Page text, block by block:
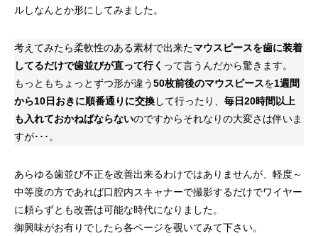
ルしなんとか形にしてみました。
考えてみたら柔軟性のある素材で出来たマウスピースを歯に装着
してるだけで歯並びが直って行く って言うんだから驚きます。
もっともちょっとずつ形が違う50枚前後のマウスピースを1週間
から10日おきに順番通りに交換して行ったり、 毎日20時間以上
も入れておかねばならないのですからそれなりの大変さは伴いま
すが･･･。
あらゆる歯並び不正を改善出来るわけではありませんが、軽度～
中等度の方であれば口腔内スキャナーで撮影するだけでワイヤー
に頼らずとも改善は可能な時代になりました。
御興味がお有りでしたら各ページを覗いてみて下さい。